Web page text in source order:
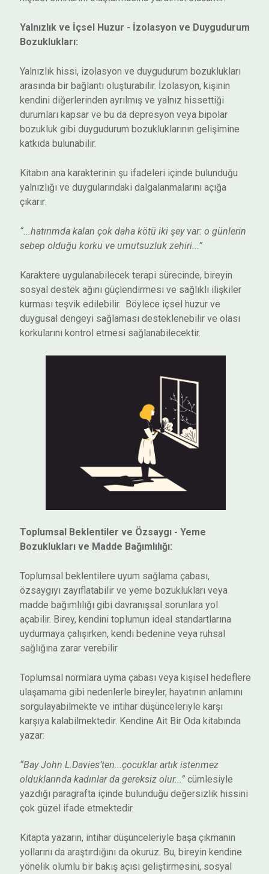
Yalnızlık ve İçsel Huzur - İzolasyon ve Duygudurum
Bozuklukları:
Yalnızlık hissi, izolasyon ve duygudurum bozuklukları
arasında bir bağlantı oluşturabilir. İzolasyon, kişinin
kendini diğerlerinden ayrılmış ve yalnız hissettiği
durumları kapsar ve bu da depresyon veya bipolar
bozukluk gibi duygudurum bozukluklarının gelişimine
katkıda bulunabilir.
Kitabın ana karakterinin şu ifadeleri içinde bulunduğu
yalnızlığı ve duygularındaki dalgalanmalarını açığa
çıkarır:
“...hatırımda kalan çok daha kötü iki şey var: o günlerin
sebep olduğu korku ve umutsuzluk zehiri...”
Karaktere uygulanabilecek terapi sürecinde, bireyin
sosyal destek ağını güçlendirmesi ve sağlıklı ilişkiler
kurması teşvik edilebilir. Böylece içsel huzur ve
duygusal dengeyi sağlaması desteklenebilir ve olası
korkularını kontrol etmesi sağlanabilecektir.
Toplumsal Beklentiler ve Özsaygı - Yeme
Bozuklukları ve Madde Bağımlılığı:
Toplumsal beklentilere uyum sağlama çabası,
özsaygıyı zayıflatabilir ve yeme bozuklukları veya
madde bağımlılığı gibi davranışsal sorunlara yol
açabilir. Birey, kendini toplumun ideal standartlarına
uydurmaya çalışırken, kendi bedenine veya ruhsal
sağlığına zarar verebilir.
Toplumsal normlara uyma çabası veya kişisel hedeflere
ulaşamama gibi nedenlerle bireyler, hayatının anlamını
sorgulayabilmekte ve intihar düşünceleriyle karşı
karşıya kalabilmektedir. Kendine Ait Bir Oda kitabında
yazar:
“Bay John L.Davies’ten...çocuklar artık istenmez
olduklarında kadınlar da gereksiz olur...” cümlesiyle
yazdığı paragrafta içinde bulunduğu değersizlik hissini
çok güzel ifade etmektedir.
Kitapta yazarın, intihar düşünceleriyle başa çıkmanın
yollarını da araştırdığını da okuruz. Bu, bireyin kendine
yönelik olumlu bir bakış açısı geliştirmesini, sosyal